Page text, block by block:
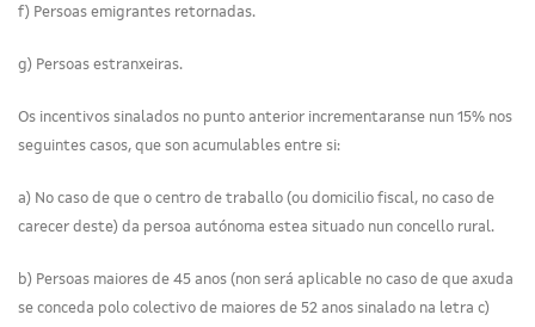
f) Persoas emigrantes retornadas.
g) Persoas estranxeiras.
Os incentivos sinalados no punto anterior incrementaranse nun 15% nos
seguintes casos, que son acumulables entre si:
a) No caso de que o centro de traballo (ou domicilio fiscal, no caso de
carecer deste) da persoa autónoma estea situado nun concello rural.
b) Persoas maiores de 45 anos (non será aplicable no caso de que axuda
se conceda polo colectivo de maiores de 52 anos sinalado na letra c)